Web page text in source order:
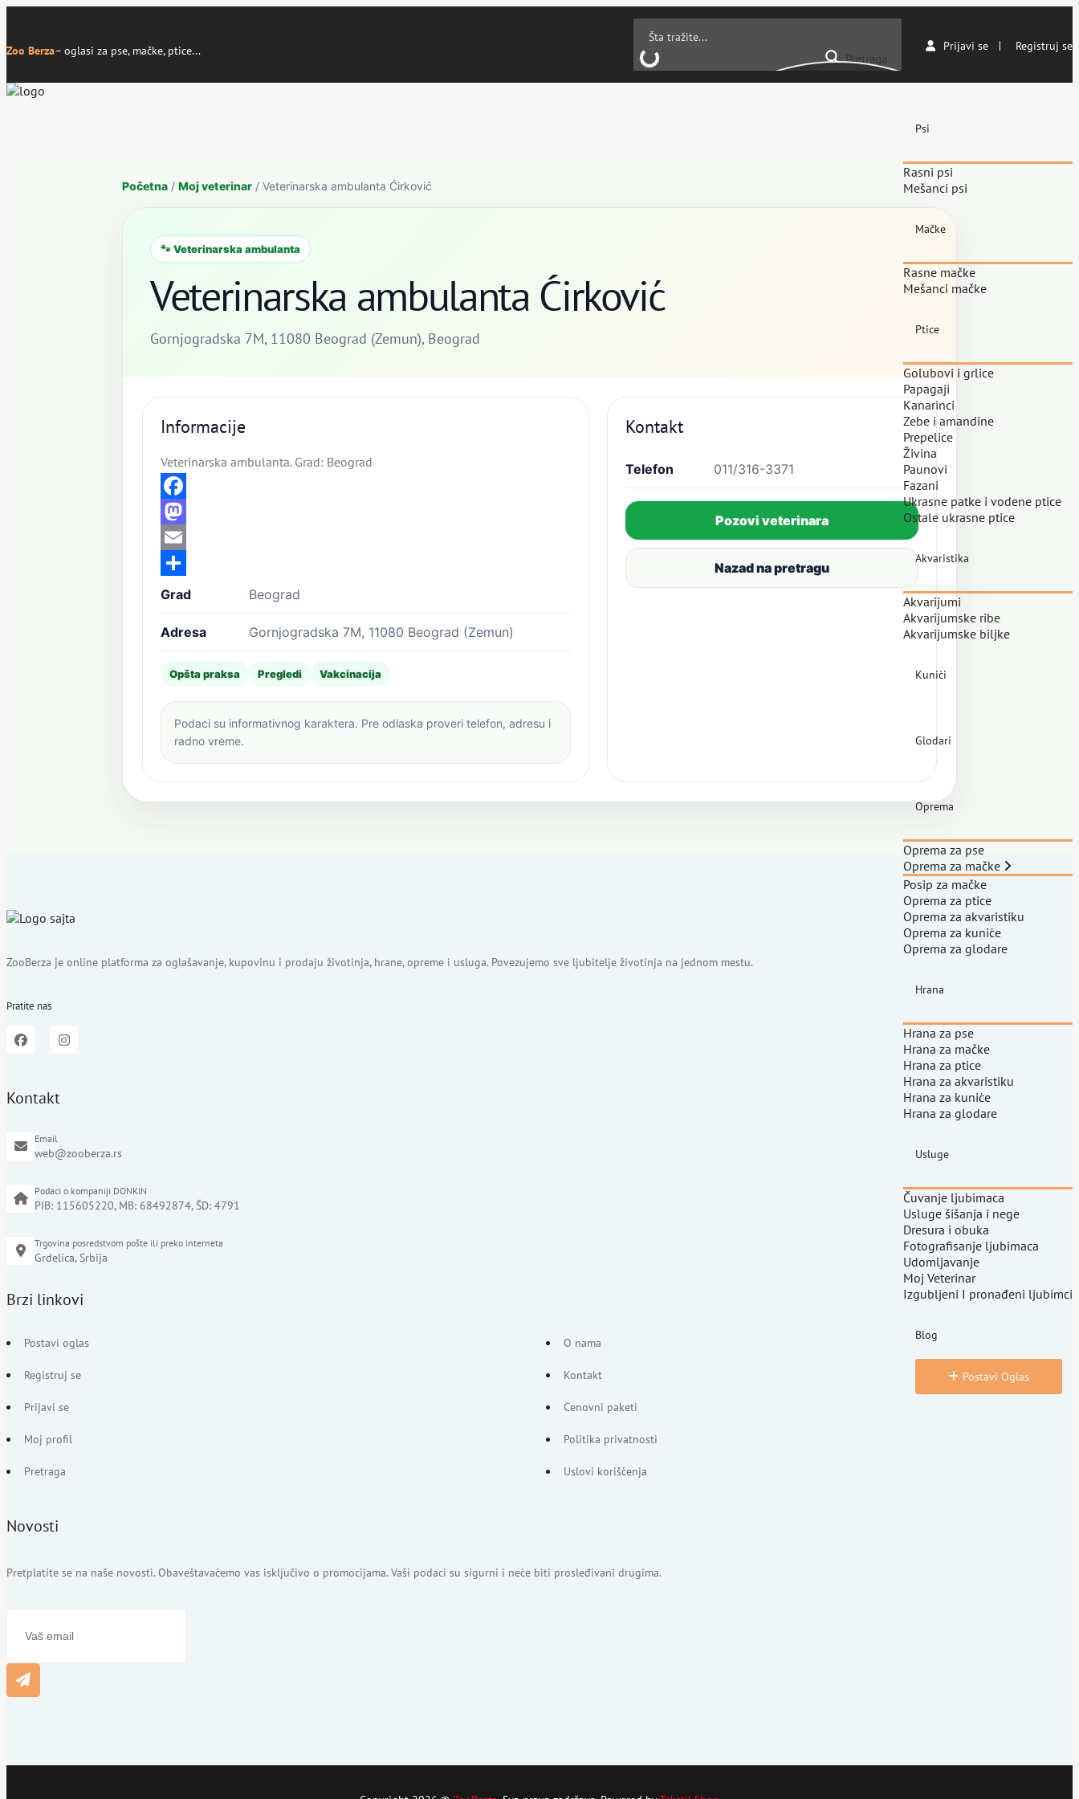
Zoo Berza– oglasi za pse, mačke, ptice...
Pretraga
Prijavi se Registruj se
Psi
Rasni psi
Mešanci psi
Mačke
Rasne mačke
Mešanci mačke
Ptice
Golubovi i grlice
Papagaji
Kanarinci
Zebe i amandine
Prepelice
Živina
Paunovi
Fazani
Ukrasne patke i vodene ptice
Ostale ukrasne ptice
Akvaristika
Akvarijumi
Akvarijumske ribe
Akvarijumske biljke
Kunići
Glodari
Oprema
Oprema za pse
Oprema za mačke
Posip za mačke
Oprema za ptice
Oprema za akvaristiku
Oprema za kuniće
Oprema za glodare
Hrana
Hrana za pse
Hrana za mačke
Hrana za ptice
Hrana za akvaristiku
Hrana za kuniće
Hrana za glodare
Usluge
Čuvanje ljubimaca
Usluge šišanja i nege
Dresura i obuka
Fotografisanje ljubimaca
Udomljavanje
Moj Veterinar
Izgubljeni I pronađeni ljubimci
Blog
Postavi Oglas
Početna / Moj veterinar / Veterinarska ambulanta Ćirković
🐾 Veterinarska ambulanta
Veterinarska ambulanta Ćirković
Gornjogradska 7M, 11080 Beograd (Zemun), Beograd
Informacije
Veterinarska ambulanta. Grad: Beograd
Facebook
Mastodon
Email
Share
Grad Beograd
Adresa Gornjogradska 7M, 11080 Beograd (Zemun)
Opšta praksa Pregledi Vakcinacija
Podaci su informativnog karaktera. Pre odlaska proveri telefon, adresu i
radno vreme.
Kontakt
Telefon 011/316-3371
Pozovi veterinara
Nazad na pretragu
ZooBerza je online platforma za oglašavanje, kupovinu i prodaju životinja, hrane, opreme i usluga. Povezujemo sve ljubitelje životinja na jednom mestu.
Pratite nas
Kontakt
Email
web@zooberza.rs
Podaci o kompaniji DONKIN
PIB: 115605220, MB: 68492874, ŠD: 4791
Trgovina posredstvom pošte ili preko interneta
Grdelica, Srbija
Brzi linkovi
Postavi oglas
Registruj se
Prijavi se
Moj profil
Pretraga
O nama
Kontakt
Cenovni paketi
Politika privatnosti
Uslovi korišćenja
Novosti
Pretplatite se na naše novosti. Obaveštavaćemo vas isključivo o promocijama. Vaši podaci su sigurni i neće biti prosleđivani drugima.